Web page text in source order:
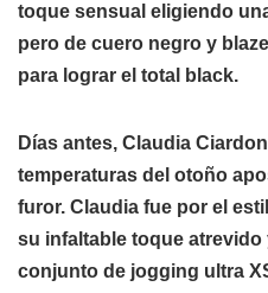
toque sensual eligiendo
pero de cuero negro y
para lograr el total black.
Días antes, Claudia
temperaturas del otoño
furor. Claudia fue por el
su infaltable toque
conjunto de jogging ultra